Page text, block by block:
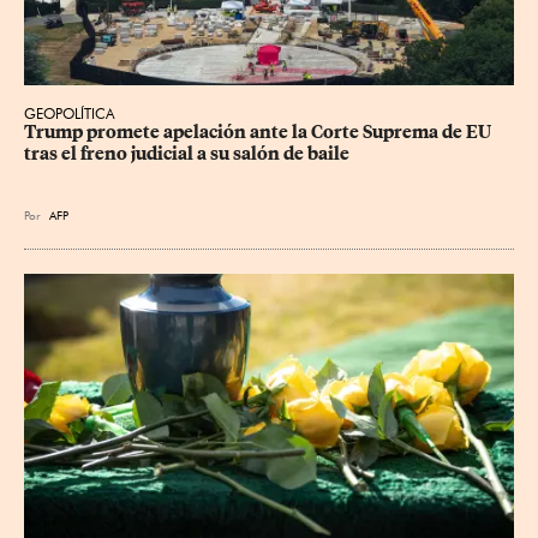
GEOPOLÍTICA
Trump promete apelación ante la Corte Suprema de EU
tras el freno judicial a su salón de baile
Por AFP